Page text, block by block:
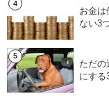
お金は
ない3
ただの
にする